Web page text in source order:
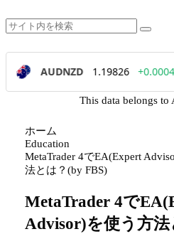
This data belongs to
ホーム
Education
MetaTrader 4でEA(Expert
法とは？(by FBS)
MetaTrader 4で
Advisor)を使う方法